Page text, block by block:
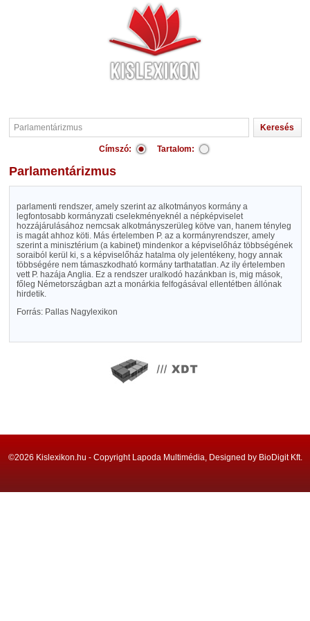
Címszó: Tartalom:
Parlamentárizmus
parlamenti rendszer, amely szerint az alkotmányos kormány a
legfontosabb kormányzati cselekményeknél a népképviselet
hozzájárulásához nemcsak alkotmányszerüleg kötve van, hanem tényleg
is magát ahhoz köti. Más értelemben P. az a kormányrendszer, amely
szerint a minisztérium (a kabinet) mindenkor a képviselőház többségének
soraiból kerül ki, s a képviselőház hatalma oly jelentékeny, hogy annak
többségére nem támaszkodható kormány tarthatatlan. Az ily értelemben
vett P. hazája Anglia. Ez a rendszer uralkodó hazánkban is, mig mások,
főleg Németországban azt a monárkia felfogásával ellentétben állónak
hirdetik.
Forrás: Pallas Nagylexikon
©2026 Kislexikon.hu - Copyright Lapoda Multimédia, Designed by BioDigit Kft.